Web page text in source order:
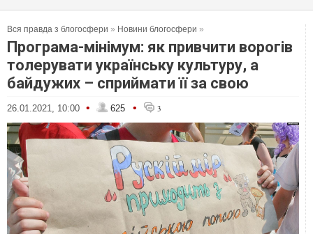
Вся правда з блогосфери » Новини блогосфери »
Програма-мінімум: як привчити ворогів
толерувати українську культуру, а
байдужих – сприймати її за свою
26.01.2021, 10:00 • 625 • 3